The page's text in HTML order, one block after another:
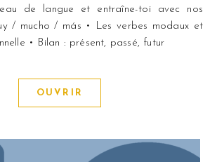
/ mucho / más • Les verbes modaux et
• Bilan : présent, passé, futur
OUVRIR